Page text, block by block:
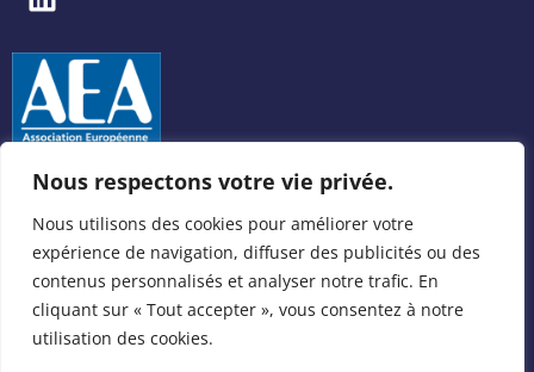
Nous respectons votre vie privée.
Nous utilisons des cookies pour améliorer votre
expérience de navigation, diffuser des publicités ou des
contenus personnalisés et analyser notre trafic. En
cliquant sur « Tout accepter », vous consentez à notre
utilisation des cookies.